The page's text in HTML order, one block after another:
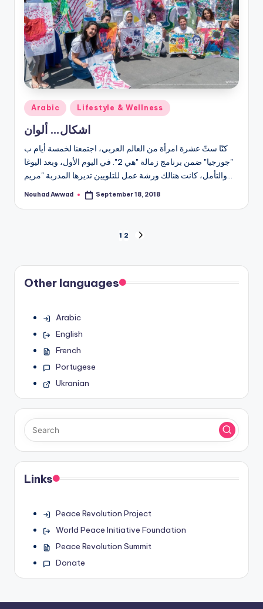
Posted
in
Arabic Lifestyle & Wellness
اشكال… ألوان
كنّا ستّ عشرة امرأة من العالم العربي، اجتمعنا لخمسة أيام ب
"جورجيا" ضمن برنامج زمالة "هي 2". في اليوم الأول، وبعد اليوغا
والتأمل، كانت هنالك ورشة عمل للتلويين تديرها المدربة "مريم…
Posted
Nouhad Awwad September 18, 2018
pagination
1 2
Other languages
Arabic
English
French
Portugese
Ukranian
Links
Peace Revolution Project
World Peace Initiative Foundation
Peace Revolution Summit
Donate